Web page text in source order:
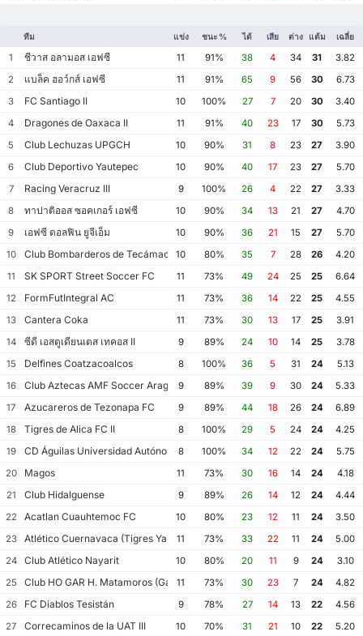
ทีม แข่ง ชนะ % ได้ เสีย ต่าง แต้ม เฉลี่ย
1 ชีวาส อลามอส เอฟซี 11 91% 38 4 34 31
3.82
2
แบล็ค ฮอว์กส์ เอฟซี 11 91% 65 9 56 30
6.73
3
FC Santiago II 10 100% 27 7 20 30
3.40
4
Dragones de Oaxaca II 11 91% 40 23 17 30
5.73
5
Club Lechuzas UPGCH 10 90% 31 8 23 27
3.90
6
Club Deportivo Yautepec 10 90% 40 17 23 27
5.70
7
Racing Veracruz III 9 100% 26 4 22 27
3.33
8
ทาปาติออส ซอคเกอร์ เอฟซี 10 90% 34 13 21 27
4.70
9
เอฟซี ดอลฟิน ยูจีเอ็ม 10 90% 36 21 15 27
5.70
10
Club Bombarderos de Tecámac 10 80% 35 7 28 26
4.20
11
SK SPORT Street Soccer FC 11 73% 49 24 25 25
6.64
12
FormFutIntegral AC 11 73% 36 14 22 25
4.55
13
Cantera Coka 11 73% 30 13 17 25
3.91
14
ซีดี เอสตูเดียนเตส เทคอส II 9 89% 24 10 14 25
3.78
15
Delfines Coatzacoalcos 8 100% 36 5 31 24
5.13
16
Club Aztecas AMF Soccer Aragón9 89% 39 9 30 24
5.33
17
Azucareros de Tezonapa FC 9 89% 44 18 26 24
6.89
18
Tigres de Alica FC II 8 100% 29 5 24 24
4.25
19
CD Águilas Universidad Autónoma de Guerrero
8 100% 34 12 22 24
5.75
20
Magos 11 73% 30 16 14 24
4.18
21
Club Hidalguense 9 89% 26 14 12 24
4.44
22
Acatlan Cuauhtemoc FC 10 80% 23 12 11 24
3.50
23
Atlético Cuernavaca (Tigres Yautepec)
11 73% 33 22 11 24
5.00
24
Club Atlético Nayarit 10 80% 20 11 9 24
3.10
25
Club HO GAR H. Matamoros (Gavilanes FC Matamoros II)
11 73% 30 23 7 24
4.82
26
FC Diablos Tesistán 9 78% 27 14 13 22
4.56
27
Correcaminos de la UAT III 10 70% 31 21 10 22
5.20